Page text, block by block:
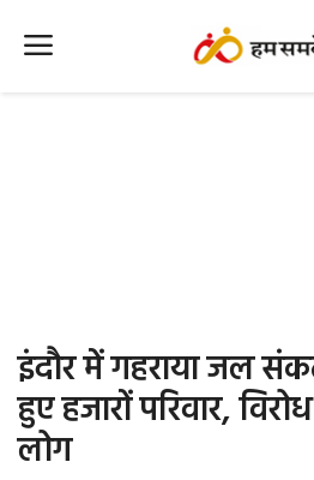
Office Office
Political Gossips
इंदौर में गहराया जल
हुए हजारों परिवार,
लोग